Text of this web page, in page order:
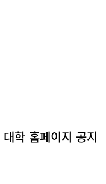
학 홈페이지 공지